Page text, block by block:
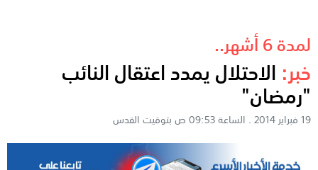
لمدة 6 أشهر..
خبر: الاحتلال يمدد اعتقال النائب
"رمضان"
19 فبراير 2014 . الساعة 09:53 ص بتوقيت القدس